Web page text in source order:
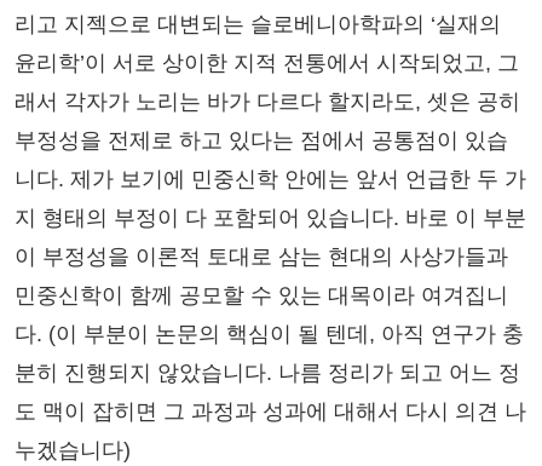
리고 지젝으로 대변되는 슬로베니아학파의 ‘실재의
윤리학’이 서로 상이한 지적 전통에서 시작되었고, 그
래서 각자가 노리는 바가 다르다 할지라도, 셋은 공히
부정성을 전제로 하고 있다는 점에서 공통점이 있습
니다. 제가 보기에 민중신학 안에는 앞서 언급한 두 가
지 형태의 부정이 다 포함되어 있습니다. 바로 이 부분
이 부정성을 이론적 토대로 삼는 현대의 사상가들과
민중신학이 함께 공모할 수 있는 대목이라 여겨집니
다. (이 부분이 논문의 핵심이 될 텐데, 아직 연구가 충
분히 진행되지 않았습니다. 나름 정리가 되고 어느 정
도 맥이 잡히면 그 과정과 성과에 대해서 다시 의견 나
누겠습니다)